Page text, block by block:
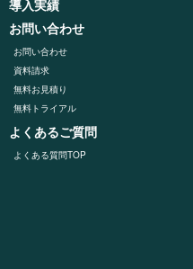
導入実績
お問い合わせ
お問い合わせ
資料請求
無料お見積り
無料トライアル
よくあるご質問
よくある質問TOP